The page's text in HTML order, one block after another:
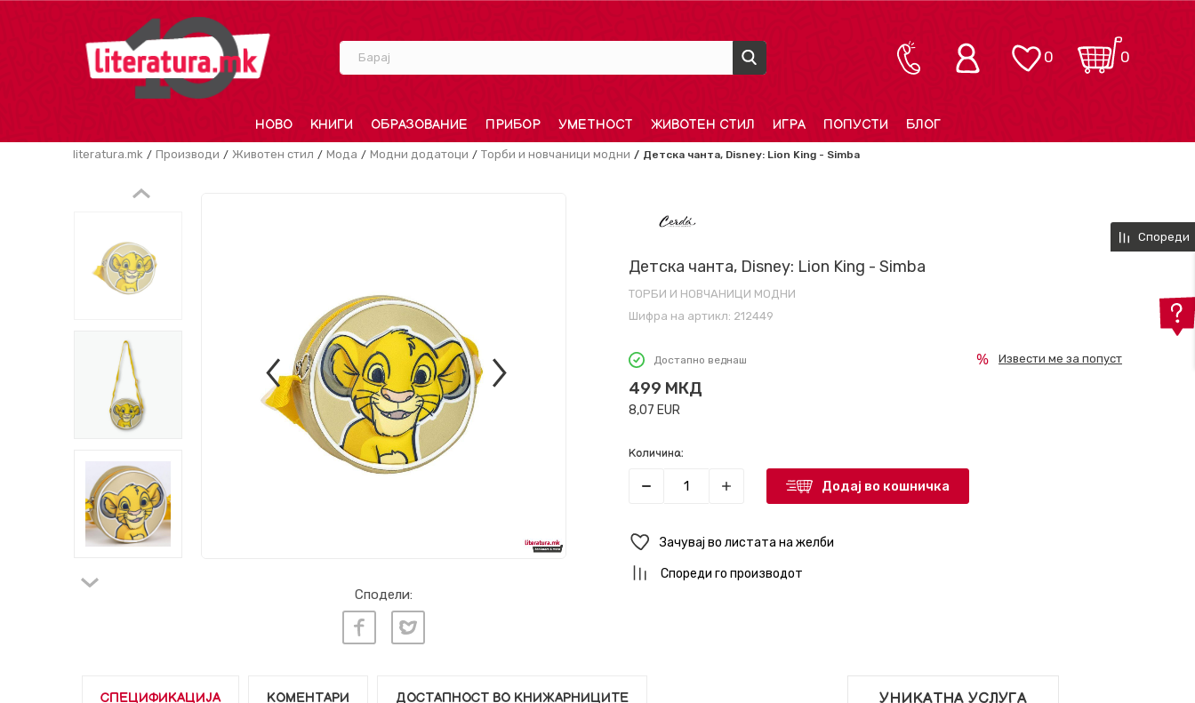
Барај 0
0
НОВО КНИГИ ОБРАЗОВАНИЕ ПРИБОР УМЕТНОСТ ЖИВОТЕН СТИЛ ИГРА ПОПУСТИ БЛОГ
literatura.mk Производи Животен стил Мода Модни додатоци Торби и новчаници модни Детска чанта, Disney: Lion King - Simba
Сподели:
Детска чанта, Disney: Lion King - Simba
ТОРБИ И НОВЧАНИЦИ МОДНИ
Шифра на артикл: 212449
Достапно веднаш
499 МКД
8,07 EUR
Извести ме за попуст
Количина:
Додај во кошничка
Зачувај во листата на желби
Спореди го производот
СПЕЦИФИКАЦИЈА КОМЕНТАРИ ДОСТАПНОСТ ВО КНИЖАРНИЦИТЕ УНИКАТНА УСЛУГА
Спореди